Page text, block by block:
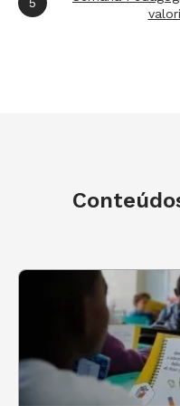
Portuguesa foi de
chegou aos 269,3
Avaliando as
estudantes de nível
mais baixo, o Ceará